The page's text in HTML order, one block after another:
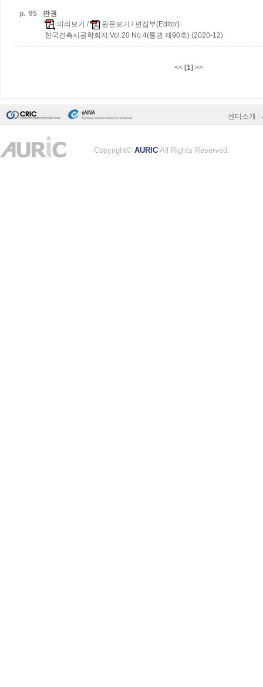
p. 95
판권
미리보기 / 원문보기 / 편집부(Editor)
한국건축시공학회지:Vol.20 No.4(통권 제90호) (2020-12)
<< [1] >>
센터소개
Copyright© AURIC All Rights Reserved.